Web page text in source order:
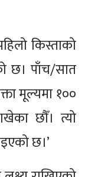
किस्ताको
छ। पाँच/सात
मूल्यमा १००
छौँ। त्यो
छ।’